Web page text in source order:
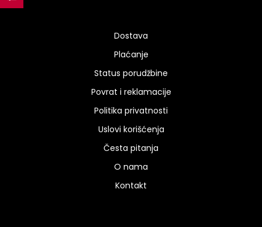
Dostava
Plaćanje
Status porudžbine
Povrat i reklamacije
Politika privatnosti
Uslovi korišćenja
Česta pitanja
O nama
Kontakt